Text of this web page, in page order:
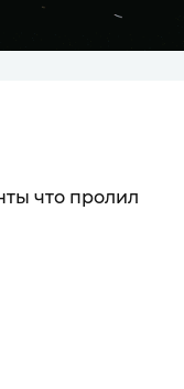
что пролил